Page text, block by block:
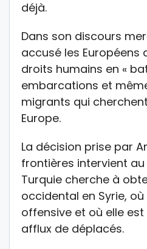
déjà.
Dans son discours
accusé les Européens
droits humains en «
embarcations et
migrants qui
Europe.
La décision prise par
frontières intervient
Turquie cherche à
occidental en Syrie,
offensive et où elle
afflux de déplacés.